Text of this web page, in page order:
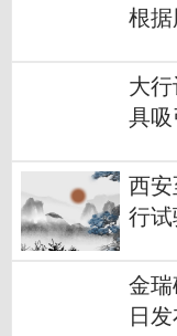
根据
大
具
西
行试
金瑞
日